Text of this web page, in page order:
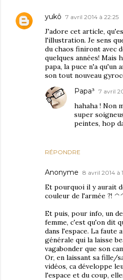
yukô 7 avril 2014 à 22:25
J'adore cet article,
l'illustration. Je sens
du chaos finiront avec
quelques années! Mais
papa, la puce n'a qu'un
son tout nouveau
RÉPONDRE
Papa³ 7 avril
hahaha ! Non
super
peintes, hop
Anonyme 8 avril 2014 à
Et pourquoi il y aurait
couleur de l'armée ?!
Et puis, pour info, un
femme, c'est qu'on dit
dans l'espace. La faute
générale qui la laisse
vagabonder que son
Or, en laissant sa fille/
vidéos, ca développe
l'espace et du coup,